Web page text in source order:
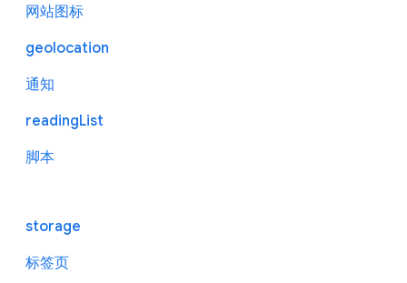
网站图标
geolocation
通知
readingList
脚本
storage
标签页